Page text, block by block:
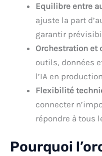
Equilibre entre
ajuste la part
garantir
Orchestration et
outils, données
l’IA en
Flexibilité
connecter
répondre à tous
Pourquoi